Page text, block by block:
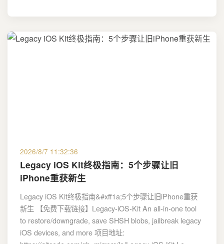
2026/8/7 11:32:36
Legacy iOS Kit终极指南：5个步骤让旧
iPhone重获新生
Legacy iOS Kit终极指南&#xff1a;5个步骤让旧iPhone重获
新生 【免费下载链接】Legacy-iOS-Kit An all-in-one tool
to restore/downgrade, save SHSH blobs, jailbreak legacy
iOS devices, and more 项目地址: